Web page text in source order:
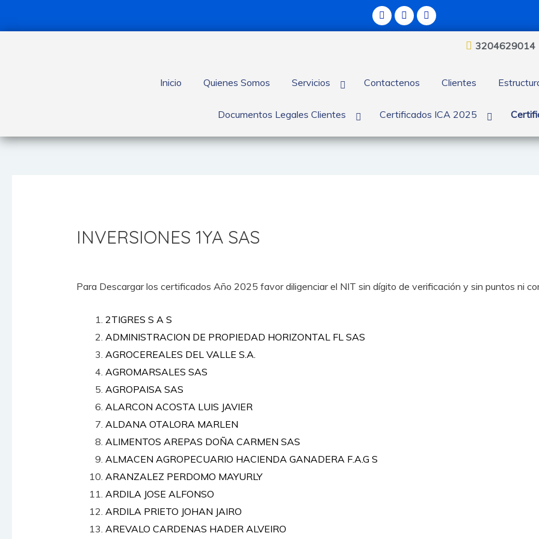
3204629014
Inicio Quienes Somos Servicios Contactenos Clientes
Documentos Legales Clientes Certificados ICA 2025
INVERSIONES 1YA SAS
Para Descargar los certificados Año 2025 favor diligenciar el NIT sin dígito de verificación y sin puntos ni
2TIGRES S A S
ADMINISTRACION DE PROPIEDAD HORIZONTAL FL SAS
AGROCEREALES DEL VALLE S.A.
AGROMARSALES SAS
AGROPAISA SAS
ALARCON ACOSTA LUIS JAVIER
ALDANA OTALORA MARLEN
ALIMENTOS AREPAS DOÑA CARMEN SAS
ALMACEN AGROPECUARIO HACIENDA GANADERA F.A.G S
ARANZALEZ PERDOMO MAYURLY
ARDILA JOSE ALFONSO
ARDILA PRIETO JOHAN JAIRO
AREVALO CARDENAS HADER ALVEIRO